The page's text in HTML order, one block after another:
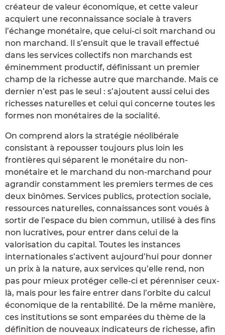
créateur de valeur économique, et cette valeur
acquiert une reconnaissance sociale à travers
l’échange monétaire, que celui-ci soit marchand ou
non marchand. Il s’ensuit que le travail effectué
dans les services collectifs non marchands est
éminemment productif, définissant un premier
champ de la richesse autre que marchande. Mais ce
dernier n’est pas le seul : s’ajoutent aussi celui des
richesses naturelles et celui qui concerne toutes les
formes non monétaires de la socialité.
On comprend alors la stratégie néolibérale
consistant à repousser toujours plus loin les
frontières qui séparent le monétaire du non-
monétaire et le marchand du non-marchand pour
agrandir constamment les premiers termes de ces
deux binômes. Services publics, protection sociale,
ressources naturelles, connaissances sont voués à
sortir de l’espace du bien commun, utilisé à des fins
non lucratives, pour entrer dans celui de la
valorisation du capital. Toutes les instances
internationales s’activent aujourd’hui pour donner
un prix à la nature, aux services qu’elle rend, non
pas pour mieux protéger celle-ci et pérenniser ceux-
là, mais pour les faire entrer dans l’orbite du calcul
économique de la rentabilité. De la même manière,
ces institutions se sont emparées du thème de la
définition de nouveaux indicateurs de richesse, afin